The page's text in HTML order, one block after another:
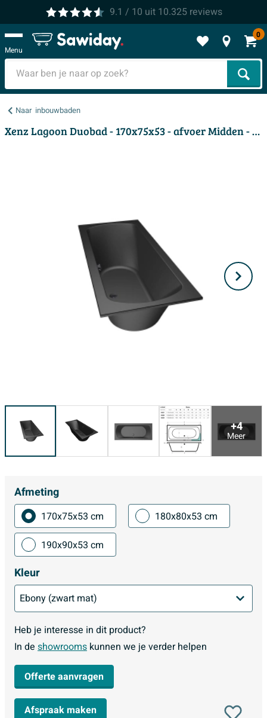
9.1 / 10 uit 10.325reviews
Menu
0
Naar inbouwbaden
Xenz Lagoon Duobad - 170x75x53 - afvoer Midden - acryl - ebony
+4
Meer
Afmeting
170x75x53 cm
180x80x53 cm
190x90x53 cm
Kleur
Heb je interesse in dit product?
In de showrooms kunnen we je verder helpen
Offerte aanvragen
Afspraak maken